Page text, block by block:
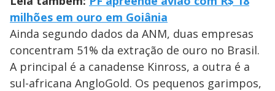
milhões em ouro em Goiânia
Ainda segundo dados da ANM, duas empresas
concentram 51% da extração de ouro no Brasil.
A principal é a canadense Kinross, a outra é a
sul-africana AngloGold. Os pequenos garimpos,